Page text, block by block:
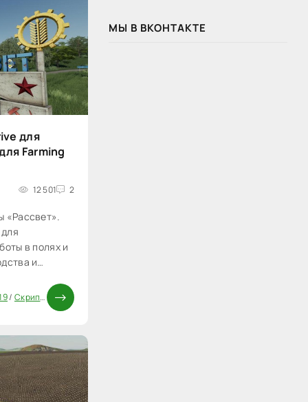
для
Farming
12 501 2
«Рассвет».
в полях и
и
/ Скрипты
МЫ В ВКОНТАКТЕ